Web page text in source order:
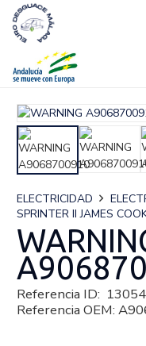
ELECTRICIDAD
SPRINTER II JAMES
Referencia ID:
Referencia OEM: